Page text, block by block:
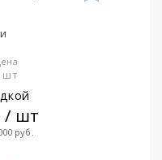
шт
/ шт
руб.